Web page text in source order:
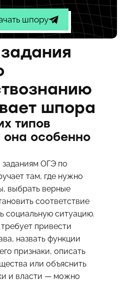
шпору
шпора
типов
она особенно
ОГЭ по
там, где нужно
выбрать верные
соответствие
социальную ситуацию.
привести
назвать функции
признаки, описать
или объяснить
и власти — можно